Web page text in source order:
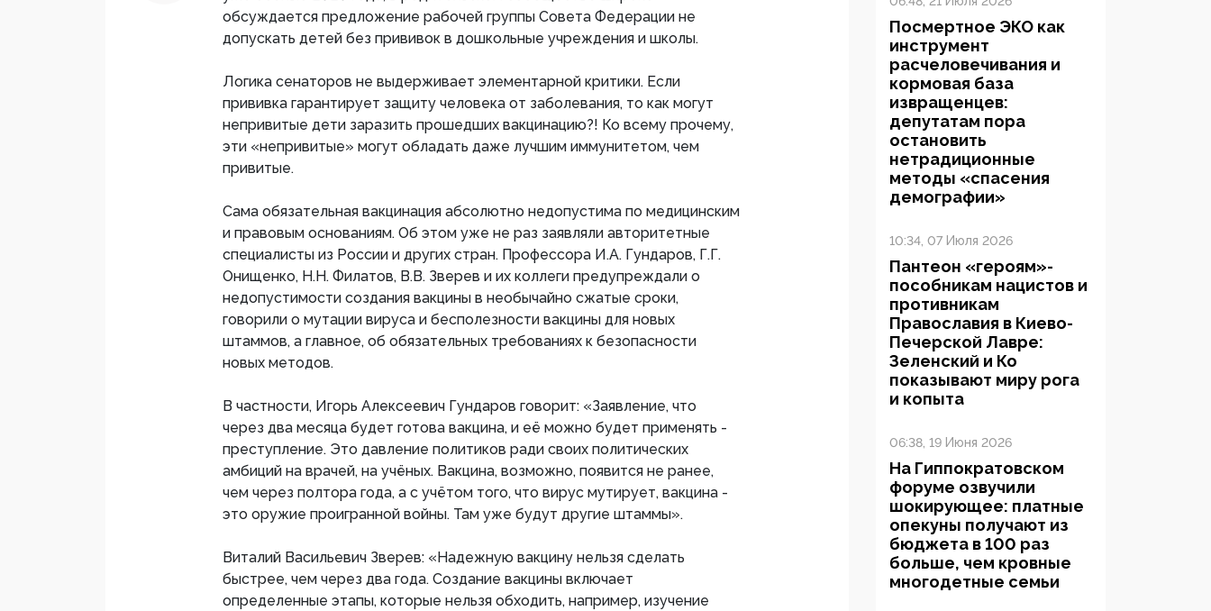
обсуждается предложение рабочей группы Совета Федерации не
допускать детей без прививок в дошкольные учреждения и школы.
Логика сенаторов не выдерживает элементарной критики. Если
прививка гарантирует защиту человека от заболевания, то как могут
непривитые дети заразить прошедших вакцинацию?! Ко всему прочему,
эти «непривитые» могут обладать даже лучшим иммунитетом, чем
привитые.
Сама обязательная вакцинация абсолютно недопустима по медицинским
и правовым основаниям. Об этом уже не раз заявляли авторитетные
специалисты из России и других стран. Профессора И.А. Гундаров, Г.Г.
Онищенко, Н.Н. Филатов, В.В. Зверев и их коллеги предупреждали о
недопустимости создания вакцины в необычайно сжатые сроки,
говорили о мутации вируса и бесполезности вакцины для новых
штаммов, а главное, об обязательных требованиях к безопасности
новых методов.
В частности, Игорь Алексеевич Гундаров говорит: «Заявление, что
через два месяца будет готова вакцина, и её можно будет применять -
преступление. Это давление политиков ради своих политических
амбиций на врачей, на учёных. Вакцина, возможно, появится не ранее,
чем через полтора года, а с учётом того, что вирус мутирует, вакцина -
это оружие проигранной войны. Там уже будут другие штаммы».
Виталий Васильевич Зверев: «Надежную вакцину нельзя сделать
быстрее, чем через два года. Создание вакцины включает
определенные этапы, которые нельзя обходить, например, изучение
Посмертное ЭКО как
инструмент
расчеловечивания и
кормовая база
извращенцев:
депутатам пора
остановить
нетрадиционные
методы «спасения
демографии»
10:34, 07 Июля 2026
Пантеон «героям»-
пособникам нацистов и
противникам
Православия в Киево-
Печерской Лавре:
Зеленский и Ко
показывают миру рога
и копыта
06:38, 19 Июня 2026
На Гиппократовском
форуме озвучили
шокирующее: платные
опекуны получают из
бюджета в 100 раз
больше, чем кровные
многодетные семьи